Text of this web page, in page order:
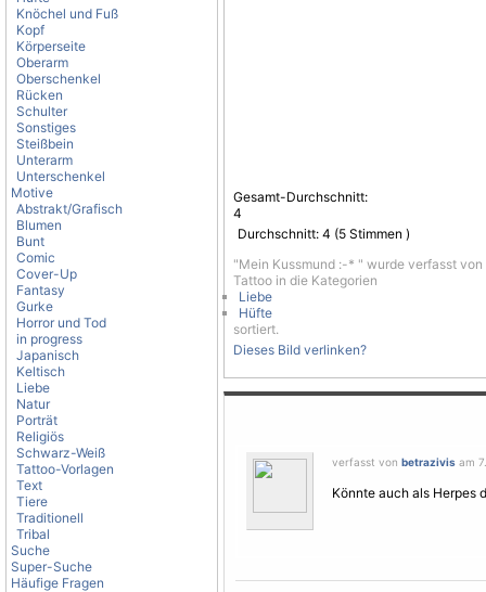
Knöchel und Fuß
Kopf
Körperseite
Oberarm
Oberschenkel
Rücken
Schulter
Sonstiges
Steißbein
Unterarm
Unterschenkel
Motive
Abstrakt/Grafisch
Blumen
Bunt
Comic
Cover-Up
Fantasy
Gurke
Horror und Tod
in progress
Japanisch
Keltisch
Liebe
Natur
Porträt
Religiös
Schwarz-Weiß
Tattoo-Vorlagen
Text
Tiere
Traditionell
Tribal
Suche
Super-Suche
Häufige Fragen
Gesamt-Durchschnitt:
4
Durchschnitt: 4 (5 Stimmen )
"Mein Kussmund :-* " wurde verfasst von
Tattoo in die Kategorien
Liebe
Hüfte
sortiert.
Dieses Bild verlinken?
verfasst von betrazivis am
Könnte auch als Herpes